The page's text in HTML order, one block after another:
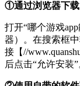
①通过浏览器下载
打开“哪个游戏
器）。在搜索框
接【//
后点击“允许安装”